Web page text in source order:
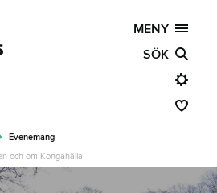
MENY
SÖK
Evenemang
och om Kongahälla